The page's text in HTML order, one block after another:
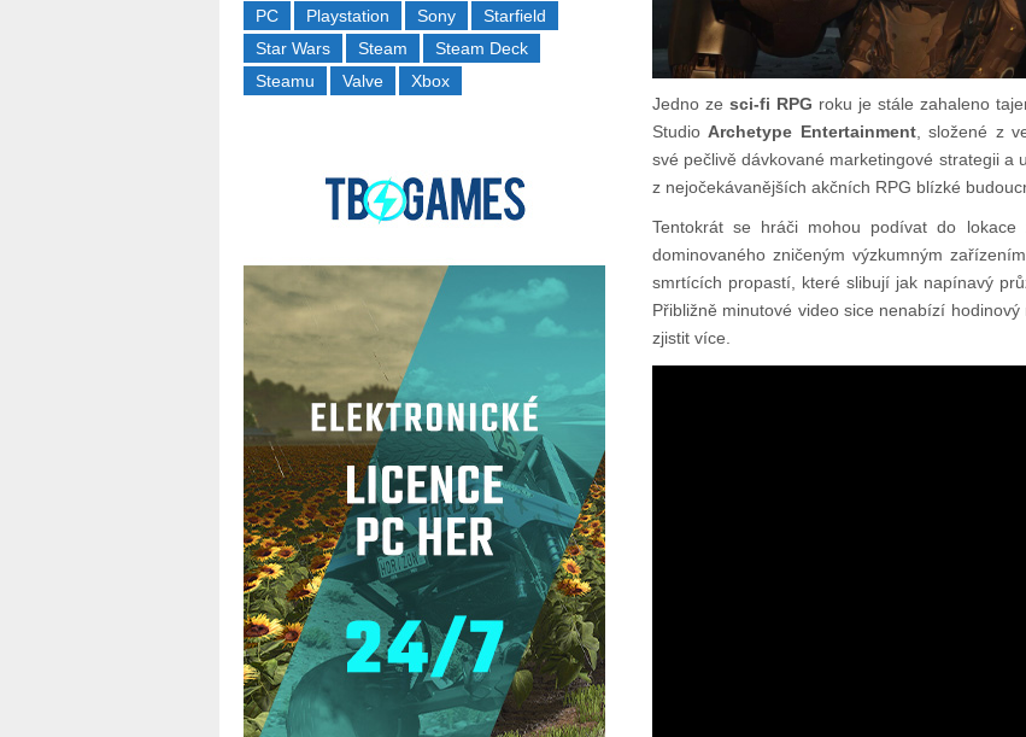
Jedno ze sci-fi RPG roku je stále zahaleno
StudioArchetype Entertainment, složené z
své pečlivě dávkované marketingové strategii a
z nejočekávanějších akčních RPG blízké
Tentokrát se hráči mohou podívat do lokace
dominovaného zničeným výzkumným
smrtících propastí, které slibují jak napínavý
Přibližně minutové video sice nenabízí
zjistit více.
PC
Playstation Sony
Starfield
Star Wars
Steam
Steam Deck
Steamu
Valve Xbox